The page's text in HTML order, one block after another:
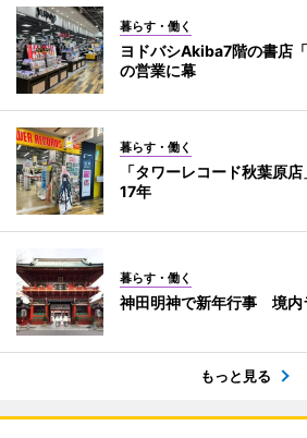
暮らす・働く
ヨドバシAkiba7階の書店
の営業に幕
暮らす・働く
「タワーレコード秋葉原
17年
暮らす・働く
神田明神で新年行事 境内
もっと見る